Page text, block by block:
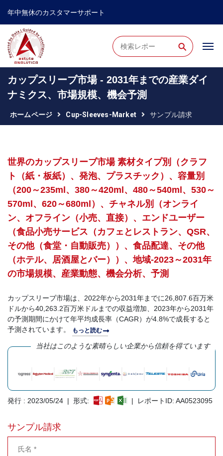
年中無休のカスタマーサポート
⚲
カップスリーブ市場 - 2031年までの産業ダイ
ナミクス、市場規模、機会予測
ホームページ Cup-Sleeves-Market サンプル請求
世界のカップスリーブ市場 素材タイプ別（クラフ
ト（紙・板紙）、発泡、プラスチック）、容量別
（200～235ml、380～420ml、480～540ml、530～
570ml、620～680ml）、チャネル別（オンライ
ン、オフライン（小売、直接）、エンドユーザー
（食品小売サービス（カフェとレストラン、QSR、
その他（食堂・自動販売））、食品配達、その他
（ホテル、居酒屋とバー））、地域-2023～2031年
の市場規模、産業動態、機会分析、予測
カップスリーブ市場は、2022年から2031年までに26,807.6百万米
ドルから40,263.2百万米ドルまでの収益増加、2023年から2031年
の予測期間にかけて年平均成長率（CAGR）が4.8%で成長すると
予測されています。
もっと読む
当社はこのような素晴らしい企業から信頼を得ています
発行 : 2023/05/24 | 形式: | レポートID: AA0523095
サンプル請求